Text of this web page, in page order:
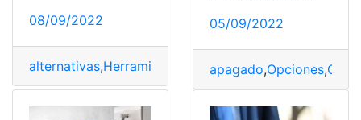
08/09/2022
alternativas,Herramienta plataforma,Problema,
05/09/2022
apagado,Opciones,